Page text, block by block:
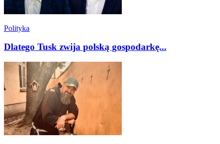
Polityka
Dlatego Tusk zwija polską gospodarkę...